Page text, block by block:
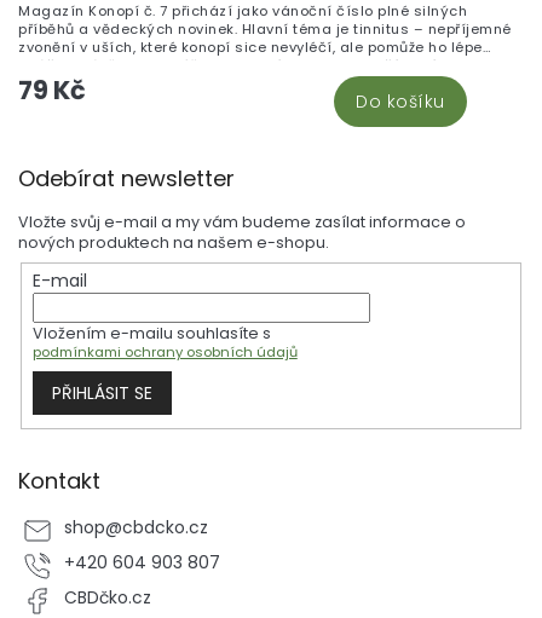
79 Kč Do košíku
Magazín Konopí č. 7 přichází jako vánoční číslo plné silných
příběhů a vědeckých novinek. Hlavní téma je tinnitus – nepříjemné
zvonění v uších, které konopí sice nevyléčí, ale pomůže ho lépe
snášet. Právě pro tyto účely se hodí produkty z naší nabídky CBD na
tinnitus. Odvážný příběh pacienta, který díky lásce a konopí vstal z
vozíku a porazil cukrovku s polyneuropatií, doplňuje fotoreport z
jubilejního desátého Cannafestu. Vědecky zaměření čtenáři ocení
slovinské Lublani ani příběh králíčka léčeného bylinkovou směsí –
pro domácí mazlíčky máme CBD produkty pro zvířata. Recenze
vaporizérů Fenix Mini a texty o vaporizaci na baterky pak ocení
každý, kdo hledá kapesní vaporizér pro každodenní použití.
Odebírat newsletter
Vložte svůj e-mail a my vám budeme zasílat informace o
nových produktech na našem e-shopu.
E-mail
Vložením e-mailu souhlasíte s
podmínkami ochrany osobních údajů
PŘIHLÁSIT SE
Kontakt
shop@cbdcko.cz
+420 604 903 807
CBDčko.cz